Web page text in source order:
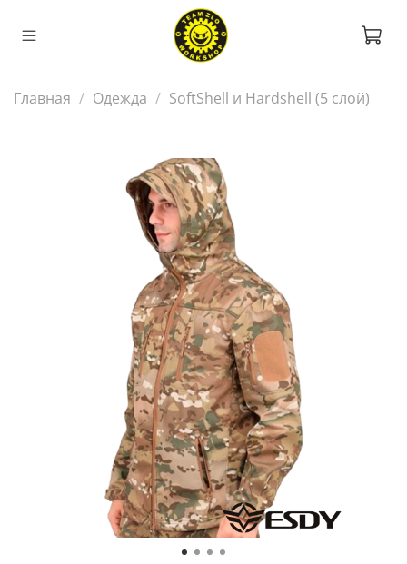
Главная Одежда SoftShell и Hardshell (5 слой)